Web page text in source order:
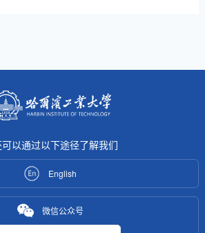
以通过以下途径了解我们
English
微信公众号